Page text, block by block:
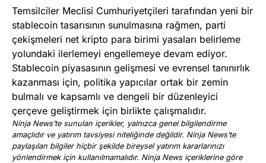
Temsilciler Meclisi Cumhuriyetçileri tarafından yeni bir
stablecoin tasarısının sunulmasına rağmen, parti
çekişmeleri net kripto para birimi yasaları belirleme
yolundaki ilerlemeyi engellemeye devam ediyor.
Stablecoin piyasasının gelişmesi ve evrensel tanınırlık
kazanması için, politika yapıcılar ortak bir zemin
bulmalı ve kapsamlı ve dengeli bir düzenleyici
çerçeve geliştirmek için birlikte çalışmalıdır.
Ninja News’te sunulan içerikler, yalnızca genel bilgilendirme
amaçlıdır ve yatırım tavsiyesi niteliğinde değildir. Ninja News’te
paylaşılan bilgiler hiçbir şekilde bireysel yatırım kararlarınızı
yönlendirmek için kullanılmamalıdır. Ninja News içeriklerine göre